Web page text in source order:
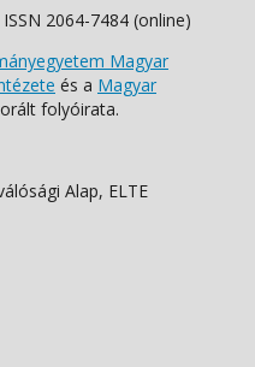
2064-7484 (online)
Magyar
és a Magyar
folyóirata.
Alap, ELTE